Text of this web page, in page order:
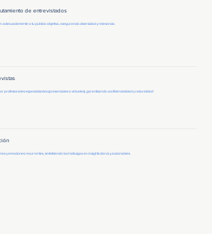
de entrevistados
adecuadamente a tu público objetivo, asegurando diversidad y relevancia.
profesionales especializados (presenciales o virtuales), garantizando confidencialidad y naturalidad
y emociones recurrentes, sintetizando los hallazgos en insights claros y accionables.